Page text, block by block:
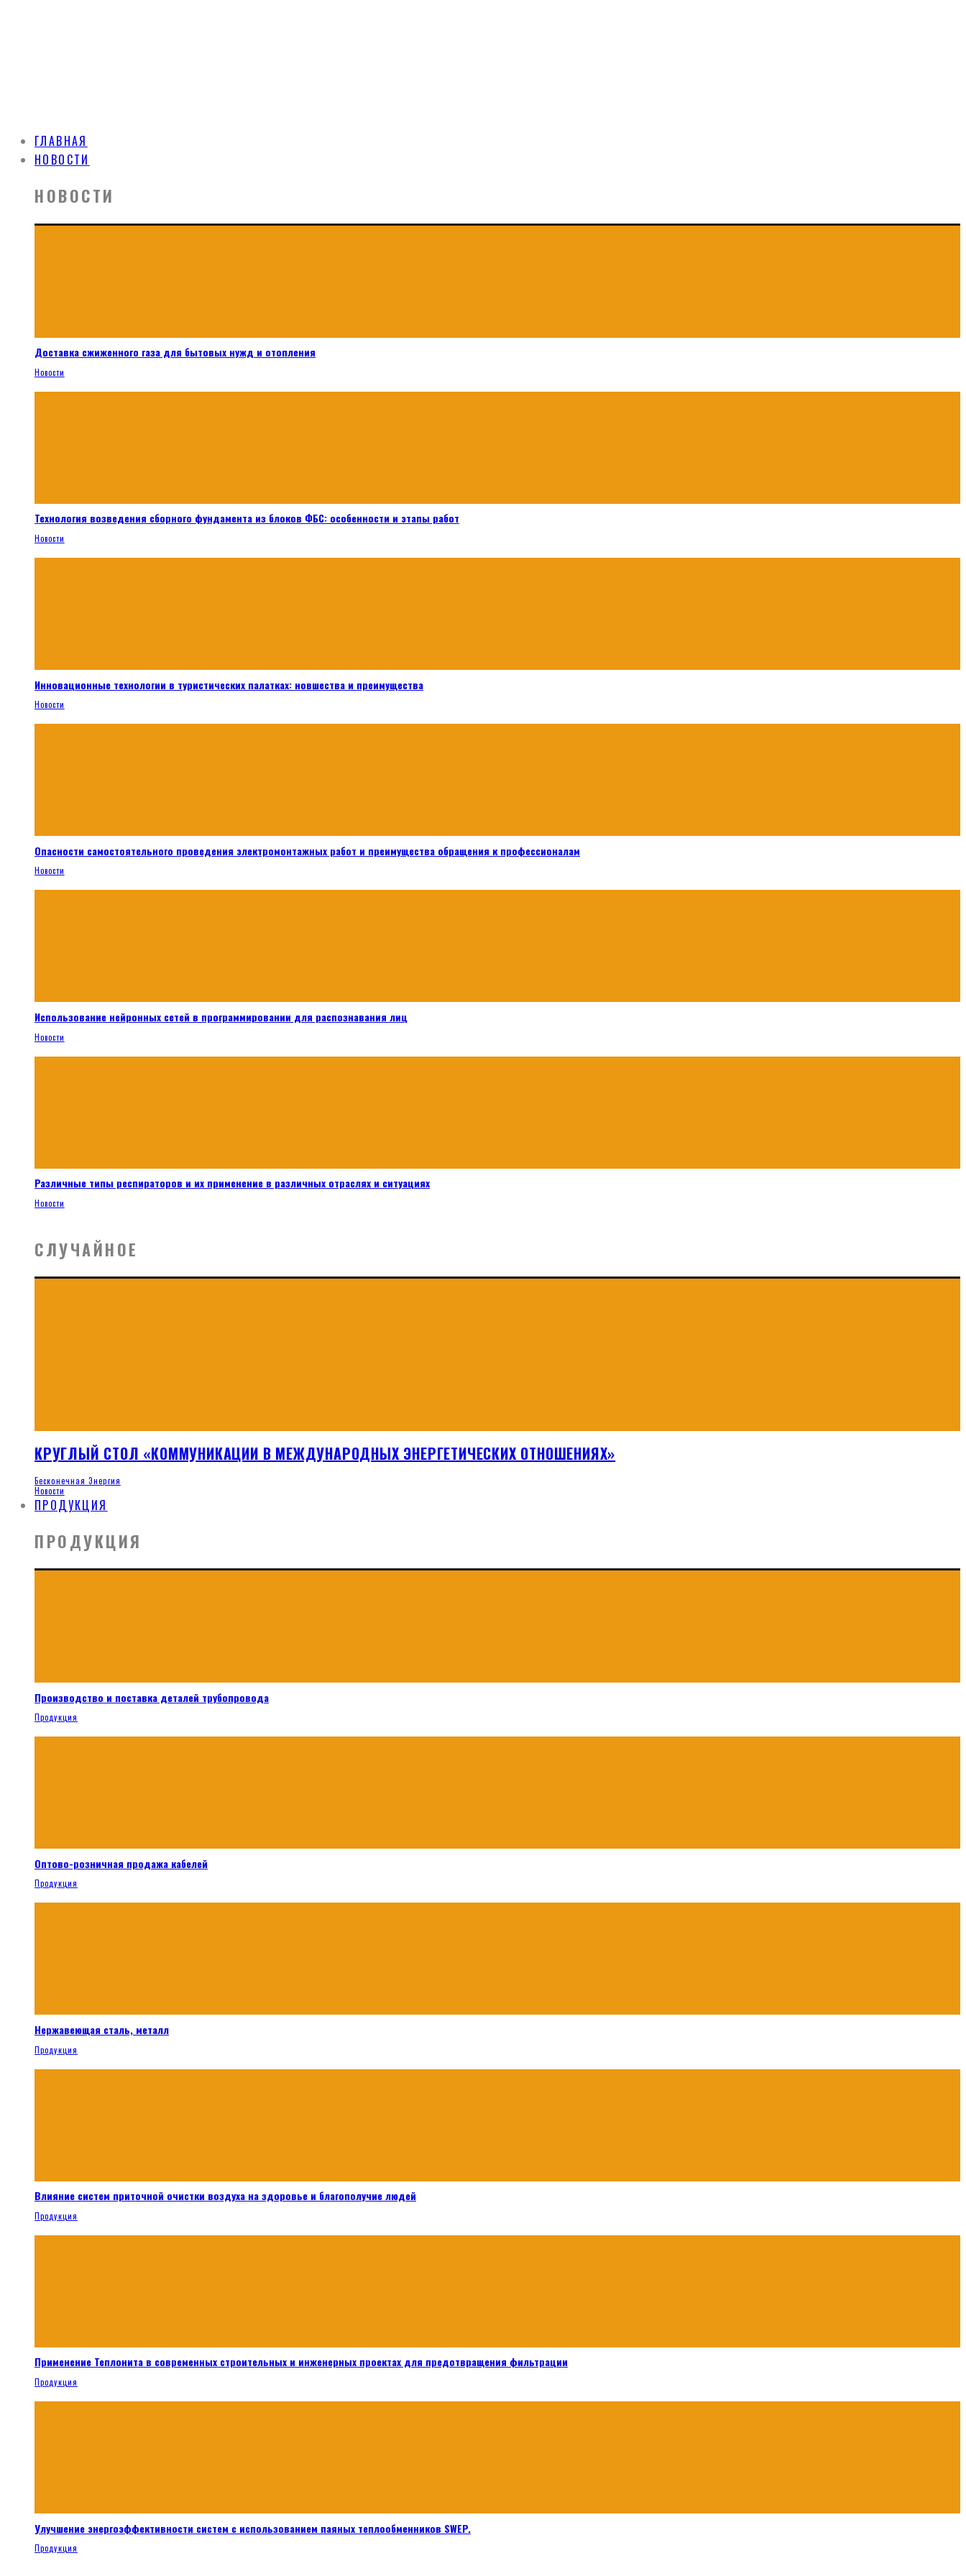
ГЛАВНАЯ
НОВОСТИ
НОВОСТИ
Доставка сжиженного газа для бытовых нужд и отопления
Новости
Технология возведения сборного фундамента из блоков ФБС: особенности и этапы работ
Новости
Инновационные технологии в туристических палатках: новшества и преимущества
Новости
Опасности самостоятельного проведения электромонтажных работ и преимущества обращения к профессионалам
Новости
Использование нейронных сетей в программировании для распознавания лиц
Новости
Различные типы респираторов и их применение в различных отраслях и ситуациях
Новости
СЛУЧАЙНОЕ
КРУГЛЫЙ СТОЛ «КОММУНИКАЦИИ В МЕЖДУНАРОДНЫХ ЭНЕРГЕТИЧЕСКИХ ОТНОШЕНИЯХ»
Бесконечная Энергия
Новости
ПРОДУКЦИЯ
ПРОДУКЦИЯ
Производство и поставка деталей трубопровода
Продукция
Оптово-розничная продажа кабелей
Продукция
Нержавеющая сталь, металл
Продукция
Влияние систем приточной очистки воздуха на здоровье и благополучие людей
Продукция
Применение Теплонита в современных строительных и инженерных проектах для предотвращения фильтрации
Продукция
Улучшение энергоэффективности систем с использованием паяных теплообменников SWEP.
Продукция